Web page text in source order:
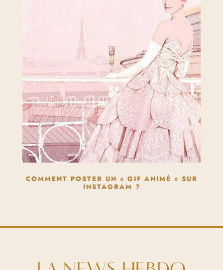
COMMENT POSTER UN « GIF ANIMÉ » SUR
INSTAGRAM ?